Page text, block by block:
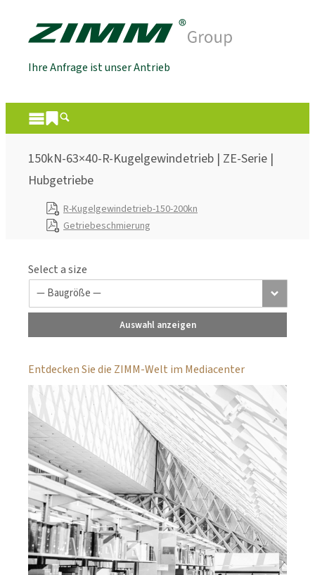
Ihre Anfrage ist unser Antrieb
150kN-63×40-R-Kugelgewindetrieb | ZE-Serie |
Hubgetriebe
R-Kugelgewindetrieb-150-200kn
Getriebeschmierung
Select a size
Auswahl anzeigen
Entdecken Sie die ZIMM-Welt im Mediacenter